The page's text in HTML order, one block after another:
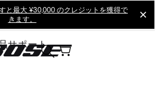
と最大 ¥30,000 のクレジットを獲得で
きます。
サポート